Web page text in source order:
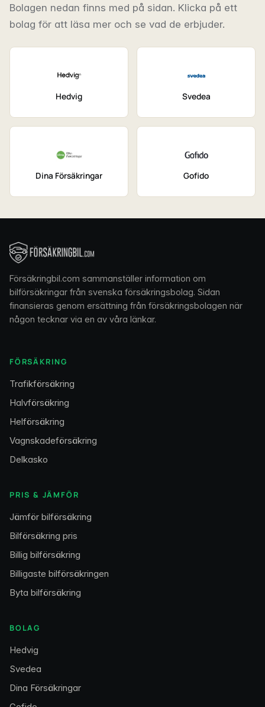
Bolagen nedan finns med på sidan. Klicka på ett
bolag för att läsa mer och se vad de erbjuder.
Hedvig Svedea
Dina Försäkringar Gofido
Försäkringbil.com sammanställer information om
bilförsäkringar från svenska försäkringsbolag. Sidan
finansieras genom ersättning från försäkringsbolagen när
någon tecknar via en av våra länkar.
FÖRSÄKRING
Trafikförsäkring
Halvförsäkring
Helförsäkring
Vagnskadeförsäkring
Delkasko
PRIS & JÄMFÖR
Jämför bilförsäkring
Bilförsäkring pris
Billig bilförsäkring
Billigaste bilförsäkringen
Byta bilförsäkring
BOLAG
Hedvig
Svedea
Dina Försäkringar